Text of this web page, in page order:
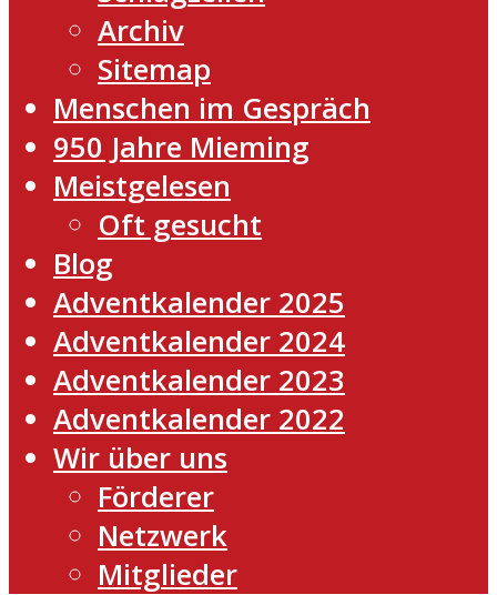
Archiv
Sitemap
Menschen im Gespräch
950 Jahre Mieming
Meistgelesen
Oft gesucht
Blog
Adventkalender 2025
Adventkalender 2024
Adventkalender 2023
Adventkalender 2022
Wir über uns
Förderer
Netzwerk
Mitglieder